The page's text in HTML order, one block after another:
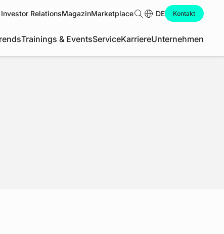
Trainings & EventsServiceKarriereUnternehmen
Investor RelationsMagazinMarketplace Suche
DE Kontakt